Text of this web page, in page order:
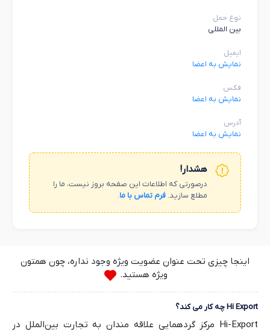
نوع حمل
بین المللی
ایمیل
نمایش به اعضا
فکس
نمایش به اعضا
آدرس
نمایش به اعضا
هشدار!
درصورتی که اطلاعات این صفحه بروز نیست، ما را
مطلع سازید. فرم تماس با ما.
اینجا چیزی تحت عنوان عضویت ویژه وجود نداره، چون همتون
ویژه هستید.
Hi Export چه کار می کند؟
Hi-Export مرکز گردهمایی علاقه مندان به تجارت بین‌الملل در